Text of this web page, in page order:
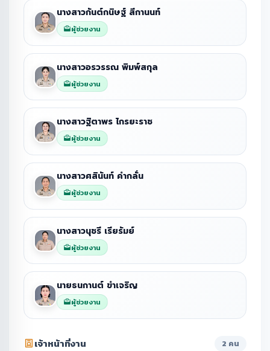
นางสาวกันต์กนิษฐ์ สีกานนท์
ผู้ช่วยงาน
นางสาวอรวรรณ พิมพ์สกุล
ผู้ช่วยงาน
นางสาวฐิตาพร ไกรยะราช
ผู้ช่วยงาน
นางสาวศสินันท์ คำกลั่น
ผู้ช่วยงาน
นางสาวนุชรี เรียรัมย์
ผู้ช่วยงาน
นายธนกานต์ ขำเจริญ
ผู้ช่วยงาน
เจ้าหน้าที่งาน 2 คน